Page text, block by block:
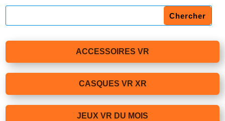
ACCESSOIRES VR
CASQUES VR XR
JEUX VR DU MOIS